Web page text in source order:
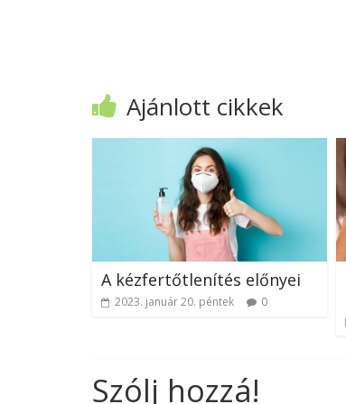
Ajánlott cikkek
A kézfertőtlenítés előnyei
2023. január 20. péntek 0
Szólj hozzá!